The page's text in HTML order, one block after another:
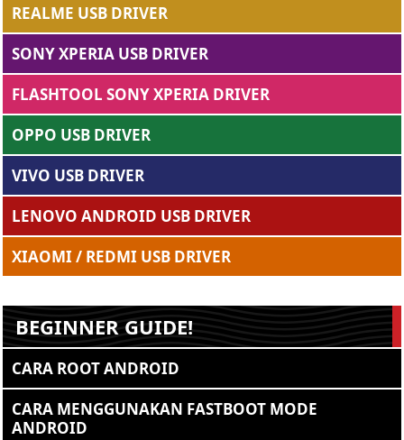
REALME USB DRIVER
SONY XPERIA USB DRIVER
FLASHTOOL SONY XPERIA DRIVER
OPPO USB DRIVER
VIVO USB DRIVER
LENOVO ANDROID USB DRIVER
XIAOMI / REDMI USB DRIVER
BEGINNER GUIDE!
CARA ROOT ANDROID
CARA MENGGUNAKAN FASTBOOT MODE
ANDROID